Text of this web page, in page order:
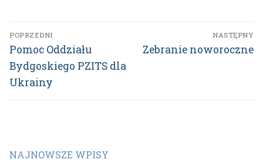
Nawigacja
wpisu
POPRZEDNI
Poprzedni
wpis:
Pomoc Oddziału
Bydgoskiego PZITS dla
Ukrainy
NASTĘPNY
Następny
Zebranie noworoczne
NAJNOWSZE WPISY